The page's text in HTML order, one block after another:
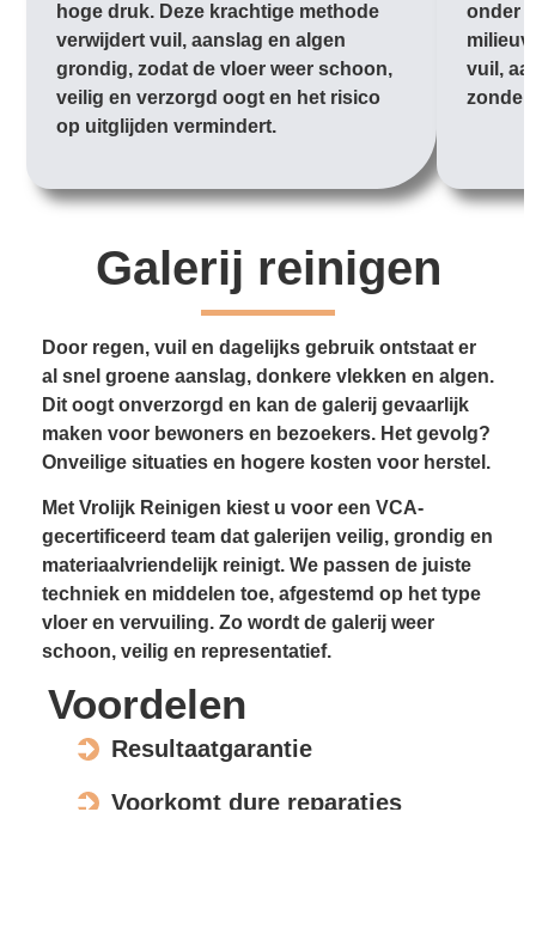
hoge druk. Deze krachtige methode
verwijdert vuil, aanslag en algen
grondig, zodat de vloer weer schoon,
veilig en verzorgd oogt en het risico
op uitglijden vermindert.
onder
vuil,
zonder
Galerij reinigen
Door regen, vuil en dagelijks gebruik ontstaat er
al snel groene aanslag, donkere vlekken en algen.
Dit oogt onverzorgd en kan de galerij gevaarlijk
maken voor bewoners en bezoekers. Het gevolg?
Onveilige situaties en hogere kosten voor herstel.
Met Vrolijk Reinigen kiest u voor een VCA-
gecertificeerd team dat galerijen veilig, grondig en
materiaalvriendelijk reinigt. We passen de juiste
techniek en middelen toe, afgestemd op het type
vloer en vervuiling. Zo wordt de galerij weer
schoon, veilig en representatief.
Voordelen
Resultaatgarantie
Voorkomt dure reparaties